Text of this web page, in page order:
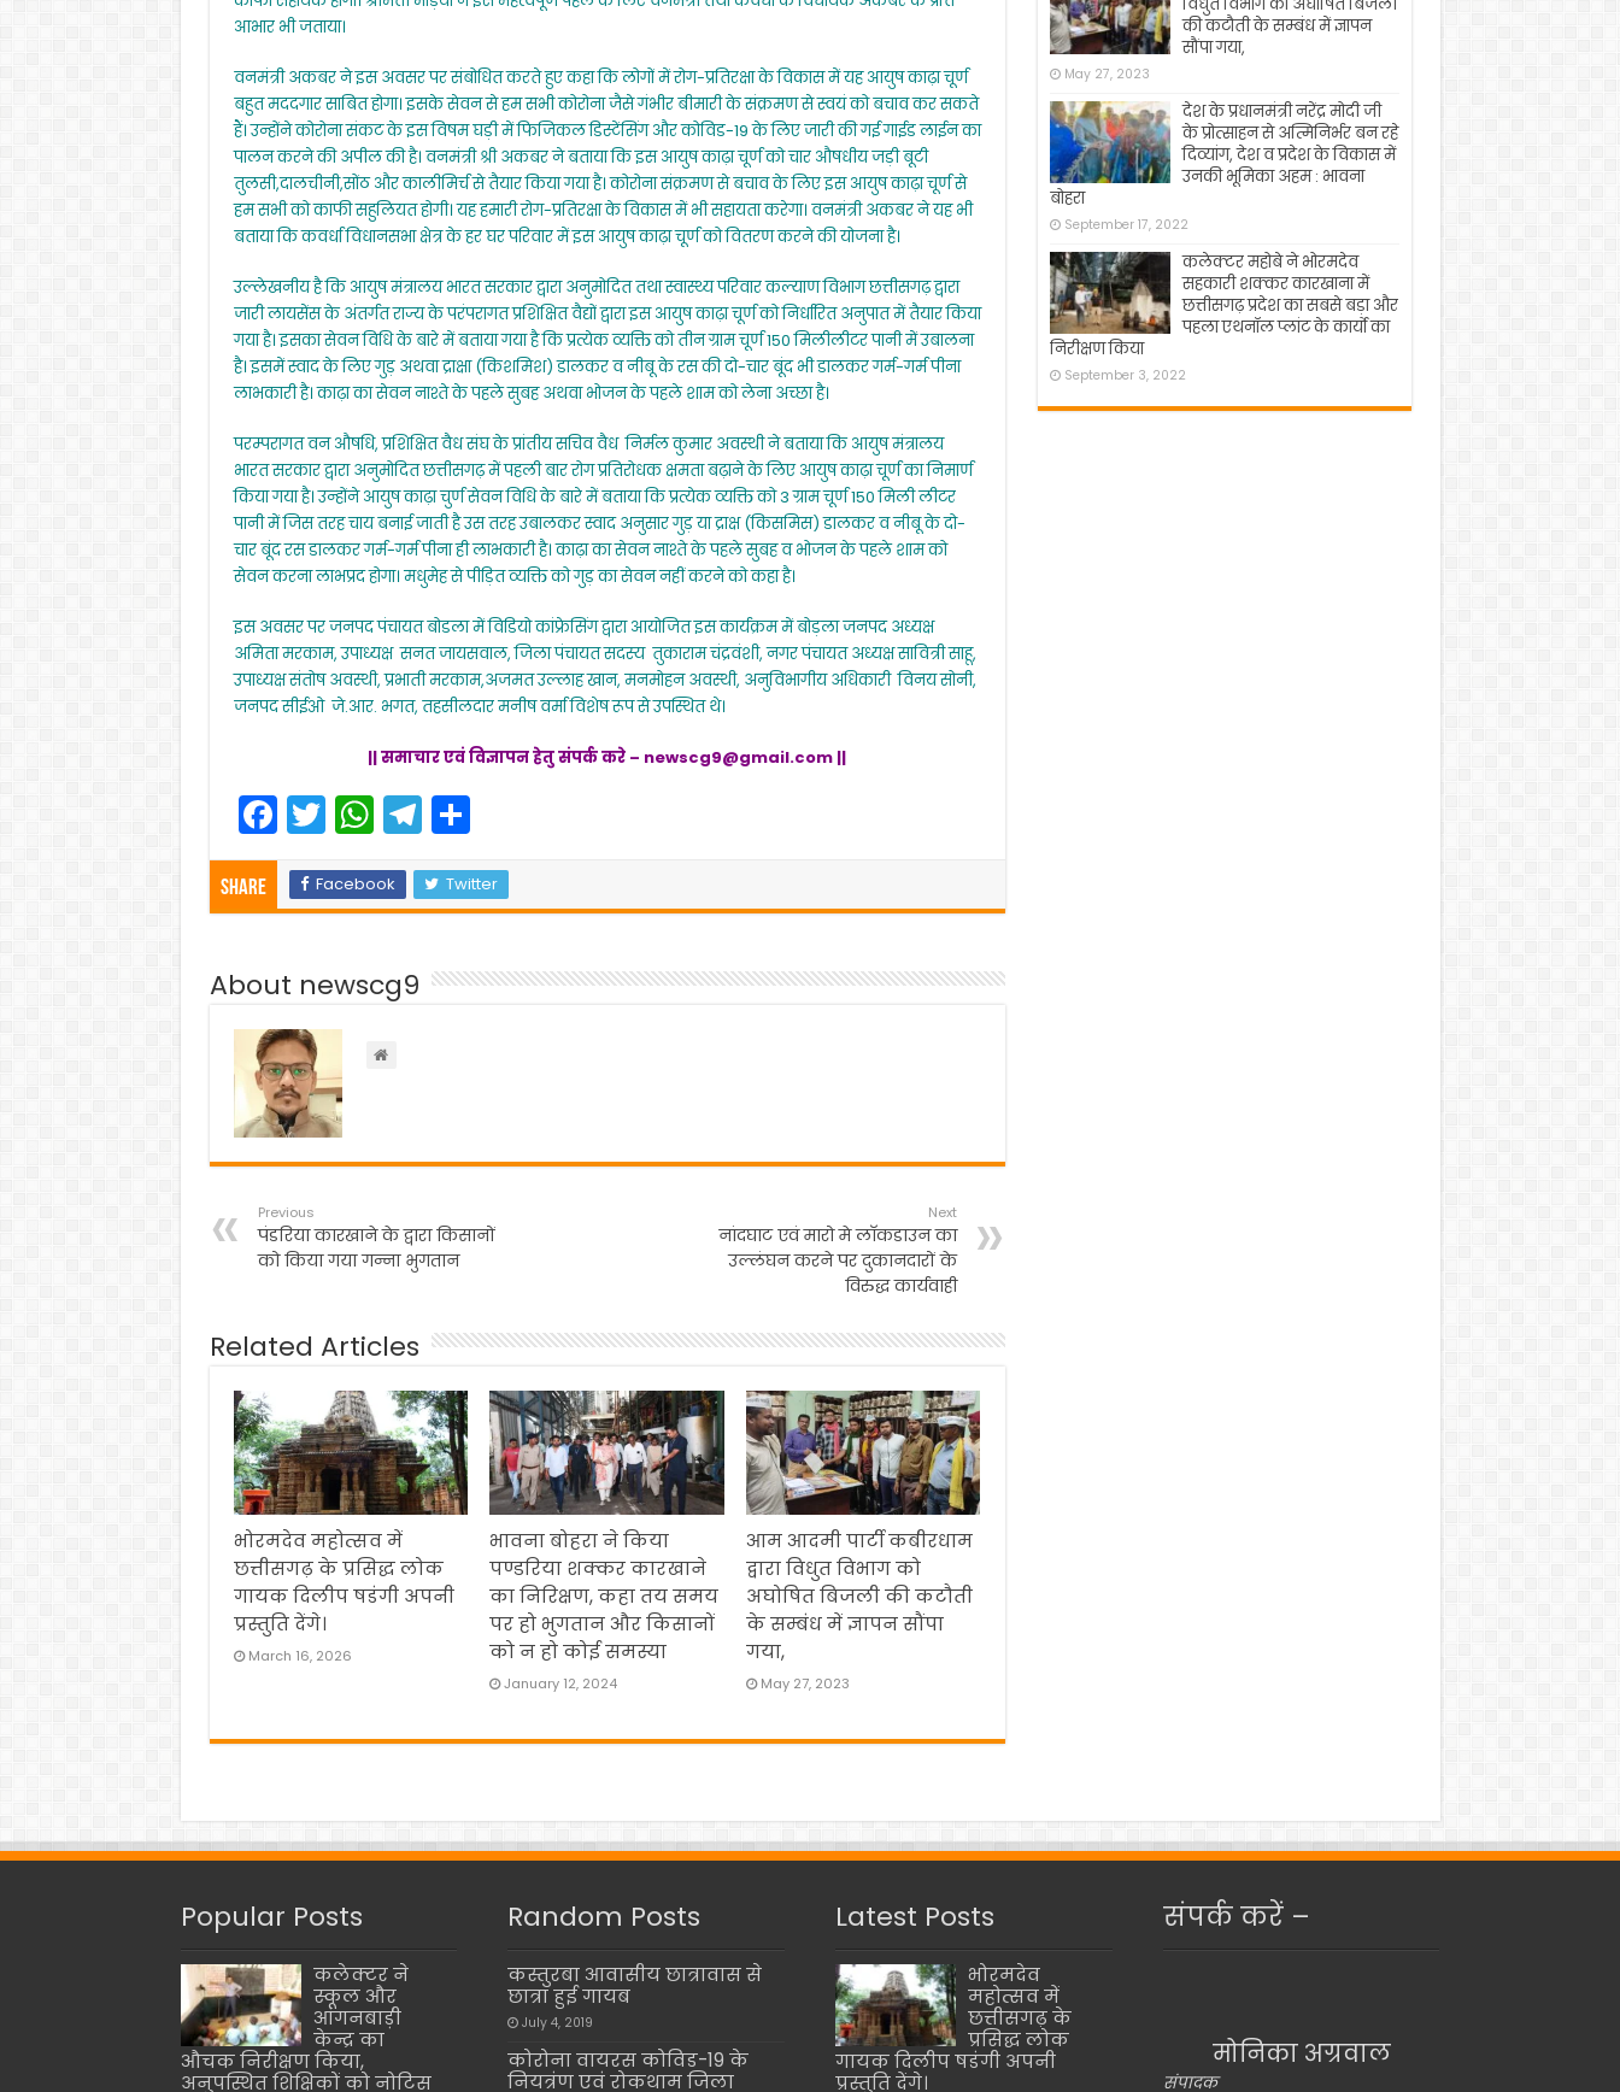
आभार भी जताया।
वनमंत्री अकबर ने इस अवसर पर संबोधित करते हुए कहा कि लोगों में रोग-प्रतिरक्षा के विकास में यह आयुष काढ़ा चूर्ण
बहुत मददगार साबित होगा। इसके सेवन से हम सभी कोरोना जैसे गंभीर बीमारी के संक्रमण से स्वयं को बचाव कर सकते
हैं। उन्होंने कोरोना संकट के इस विषम घड़ी में फिजिकल डिस्टेंसिंग और कोविड-19 के लिए जारी की गई गाईड लाईन का
पालन करने की अपील की है। वनमंत्री श्री अकबर ने बताया कि इस आयुष काढ़ा चूर्ण को चार औषधीय जड़ी बूटी
तुलसी,दालचीनी,सोंठ और कालीमिर्च से तैयार किया गया है। कोरोना संक्रमण से बचाव के लिए इस आयुष काढ़ा चूर्ण से
हम सभी को काफी सहुलियत होगी। यह हमारी रोग-प्रतिरक्षा के विकास में भी सहायता करेगा। वनमंत्री अकबर ने यह भी
बताया कि कवर्धा विधानसभा क्षेत्र के हर घर परिवार में इस आयुष काढ़ा चूर्ण को वितरण करने की योजना है।
उल्लेखनीय है कि आयुष मंत्रालय भारत सरकार द्वारा अनुमोदित तथा स्वास्थ्य परिवार कल्याण विभाग छत्तीसगढ़ द्वारा
जारी लायसेंस के अंतर्गत राज्य के परंपरागत प्रशिक्षित वैद्यों द्वारा इस आयुष काढ़ा चूर्ण को निर्धारित अनुपात में तैयार किया
गया है। इसका सेवन विधि के बारे में बताया गया है कि प्रत्येक व्यक्ति को तीन ग्राम चूर्ण 150 मिलीलीटर पानी में उबालना
है। इसमें स्वाद के लिए गुड़ अथवा द्राक्षा (किशमिश) डालकर व नीबू के रस की दो-चार बूंद भी डालकर गर्म-गर्म पीना
लाभकारी है। काढ़ा का सेवन नाश्ते के पहले सुबह अथवा भोजन के पहले शाम को लेना अच्छा है।
परम्परागत वन औषधि, प्रशिक्षित वैध संघ के प्रांतीय सचिव वैध निर्मल कुमार अवस्थी ने बताया कि आयुष मंत्रालय
भारत सरकार द्वारा अनुमोदित छत्तीसगढ़ में पहली बार रोग प्रतिरोधक क्षमता बढ़ाने के लिए आयुष काढ़ा चूर्ण का निमार्ण
किया गया है। उन्होंने आयुष काढ़ा चुर्ण सेवन विधि के बारे में बताया कि प्रत्येक व्यक्ति को 3 ग्राम चूर्ण 150 मिली लीटर
पानी में जिस तरह चाय बनाई जाती है उस तरह उबालकर स्वाद अनुसार गुड़ या द्राक्ष (किसमिस) डालकर व नीबू के दो-
चार बूंद रस डालकर गर्म-गर्म पीना ही लाभकारी है। काढ़ा का सेवन नाश्ते के पहले सुबह व भोजन के पहले शाम को
सेवन करना लाभप्रद होगा। मधुमेह से पीड़ित व्यक्ति को गुड़ का सेवन नहीं करने को कहा है।
इस अवसर पर जनपद पंचायत बोडला में विडियो कांफ्रेसिंग द्वारा आयोजित इस कार्यक्रम में बोड़ला जनपद अध्यक्ष
अमिता मरकाम, उपाध्यक्ष सनत जायसवाल, जिला पंचायत सदस्य तुकाराम चंद्रवंशी, नगर पंचायत अध्यक्ष सावित्री साहू,
उपाध्यक्ष संतोष अवस्थी, प्रभाती मरकाम,अजमत उल्लाह खान, मनमोहन अवस्थी, अनुविभागीय अधिकारी विनय सोनी,
जनपद सीईओ जे.आर. भगत, तहसीलदार मनीष वर्मा विशेष रूप से उपस्थित थे।
|| समाचार एवं विज्ञापन हेतु संपर्क करे – newscg9@gmail.com ||
F
a
c
e
b
o
o
k
T
w
itt
er
W
h
a
ts
A
p
p
T
el
e
gr
a
S
ar
e
Share Facebook Twitter
About newscg9
Previous
पंडरिया कारखाने के द्वारा किसानों
को किया गया गन्ना भुगतान
Next
नांदघाट एवं मारो मे लाॅकडाउन का
उल्लंघन करने पर दुकानदारों के
विरुद्ध कार्यवाही
Related Articles
भोरमदेव महोत्सव में
छत्तीसगढ़ के प्रसिद्ध लोक
गायक दिलीप षडंगी अपनी
प्रस्तुति देंगे।
March 16, 2026
भावना बोहरा ने किया
पण्डरिया शक्कर कारखाने
का निरिक्षण, कहा तय समय
पर हो भुगतान और किसानों
को न हो कोई समस्या
January 12, 2024
आम आदमी पार्टी कबीरधाम
द्वारा विधुत विभाग को
अघोषित बिजली की कटौती
के सम्बंध में ज्ञापन सौंपा
गया,
May 27, 2023
की कटौती के सम्बंध में ज्ञापन
सौंपा गया,
May 27, 2023
देश के प्रधानमंत्री नरेंद्र मोदी जी
के प्रोत्साहन से अत्मिनिर्भर बन रहे
दिव्यांग, देश व प्रदेश के विकास में
उनकी भूमिका अहम : भावना
बोहरा
September 17, 2022
कलेक्टर महोबे ने भोरमदेव
सहकारी शक्कर कारखाना में
छत्तीसगढ़ प्रदेश का सबसे बड़ा और
पहला एथनॉल प्लांट के कार्यो का
निरीक्षण किया
September 3, 2022
Popular Posts
कलेक्टर ने
स्कूल और
आंगनबाड़ी
केन्द्र का
औचक निरीक्षण किया,
अनुपस्थित शिक्षिकों को नोटिस
Random Posts
कस्तुरबा आवासीय छात्रावास से
छात्रा हुई गायब
July 4, 2019
कोरोना वायरस कोविड-19 के
नियत्रंण एवं रोकथाम जिला
Latest Posts
भोरमदेव
महोत्सव में
छत्तीसगढ़ के
प्रसिद्ध लोक
गायक दिलीप षडंगी अपनी
प्रस्तुति देंगे।
संपर्क करें –
मोनिका अग्रवाल
संपादक